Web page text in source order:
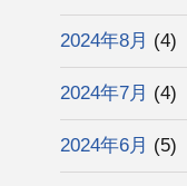
2024年8月 (4)
2024年7月 (4)
2024年6月 (5)